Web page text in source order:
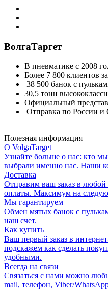
ВолгаТаргет
В пневматике с 2008
Более 7 800 клиентов
38 500 банок с
30,5 тонн
Официальный
Отправка по России
Полезная информация
О VolgaTarget
Узнайте больше о нас: кто
выбрали именно нас. Наши
Доставка
Отправим ваш заказ в
оплаты. Максимум на
Мы гарантируем
Обмен мятых банок с
наш счет.
Как купить
Ваш первый заказ в
подскажем как сделать
удобными.
Всегда на связи
Связаться с нами можно
mail, телефон, Viber/